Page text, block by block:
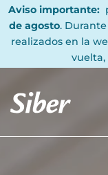
Aviso importante:
de agosto.
realizados en la